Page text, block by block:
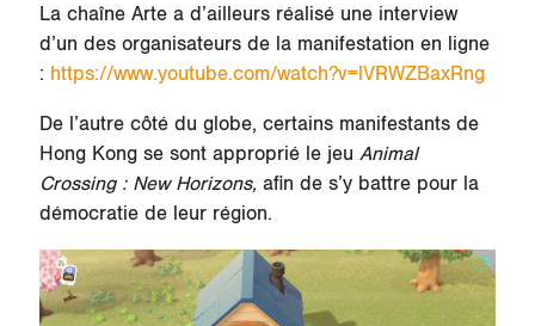
La chaîne Arte a d’ailleurs réalisé une interview
d’un des organisateurs de la manifestation en ligne
: https://www.youtube.com/watch?v=lVRWZBaxRng
De l’autre côté du globe, certains manifestants de
Hong Kong se sont approprié le jeu Animal
Crossing : New Horizons,afin de s’y battre pour la
démocratie de leur région.